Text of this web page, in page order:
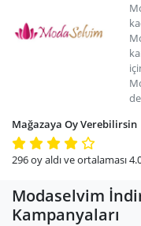
Mağazaya Oy Verebilirsin
296oy aldı ve ortalaması
Modaselvim
Kampanyaları